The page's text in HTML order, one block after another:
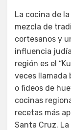
La cocina de
mezcla de
cortesanos y
influencia
región es el
veces llamada
o fideos de
cocinas
recetas más
Santa Cruz.